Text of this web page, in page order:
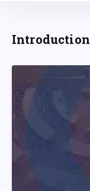
Introduction